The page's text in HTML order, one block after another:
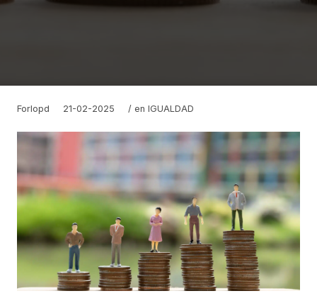
Forlopd 21-02-2025 / enIGUALDAD